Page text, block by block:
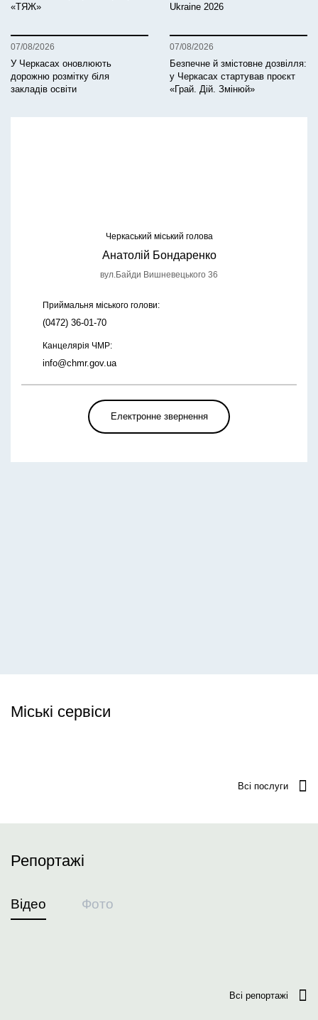
«ТЯЖ»
Ukraine 2026
07/08/2026
У Черкасах оновлюють
дорожню розмітку біля
закладів освіти
07/08/2026
Безпечне й змістовне дозвілля:
у Черкасах стартував проєкт
«Грай. Дій. Змінюй»
Черкаський міський голова
Анатолій Бондаренко
вул.Байди Вишневецького 36
Приймальня міського голови:
(0472) 36-01-70
Канцелярія ЧМР:
info@chmr.gov.ua
Електронне звернення
Міські сервіси
Всі послуги
Репортажі
Відео Фото
Всі репортажі